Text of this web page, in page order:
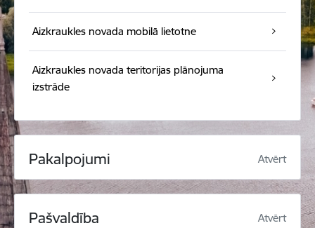
Aizkraukles novada mobilā lietotne
Aizkraukles novada teritorijas plānojuma
izstrāde
Pakalpojumi Atvērt
Pašvaldība Atvērt